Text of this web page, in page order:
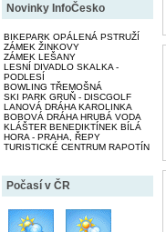
Novinky InfoČesko
BIKEPARK OPÁLENÁ PSTRUŽÍ
ZÁMEK ŽINKOVY
ZÁMEK LEŠANY
LESNÍ DIVADLO SKALKA -
PODLESÍ
BOWLING TŘEMOŠNÁ
SKI PARK GRUŇ - DISCGOLF
LANOVÁ DRÁHA KAROLINKA
BOBOVÁ DRÁHA HRUBÁ VODA
KLÁŠTER BENEDIKTÍNEK BÍLÁ
HORA - PRAHA, ŘEPY
TURISTICKÉ CENTRUM RAPOTÍN
Počasí v ČR